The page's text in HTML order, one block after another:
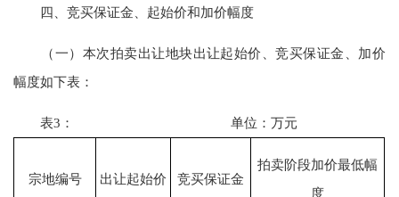
四、竞买保证金、起始价和加价幅度
（一）本次拍卖出让地块出让起始价、竞买保证金、加价
幅度如下表：
表3： 单位：万元
宗地编号 出让起始价 竞买保证金
拍卖阶段加价最低幅
度